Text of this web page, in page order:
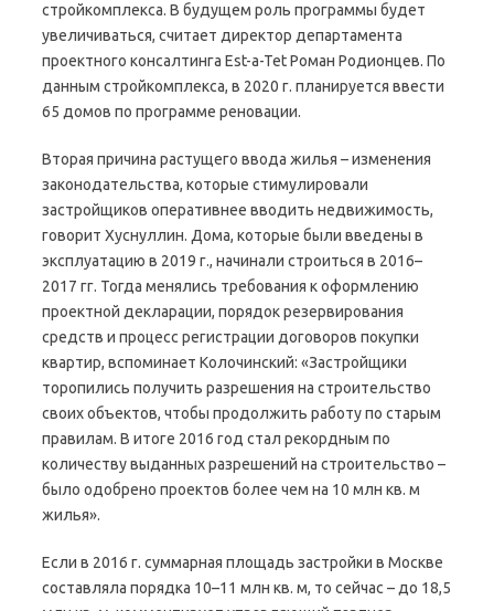
стройкомплекса. В будущем роль программы будет
увеличиваться, считает директор департамента
проектного консалтинга Est-a-Tet Роман Родионцев. По
данным стройкомплекса, в 2020 г. планируется ввести
65 домов по программе реновации.
Вторая причина растущего ввода жилья – изменения
законодательства, которые стимулировали
застройщиков оперативнее вводить недвижимость,
говорит Хуснуллин. Дома, которые были введены в
эксплуатацию в 2019 г., начинали строиться в 2016–
2017 гг. Тогда менялись требования к оформлению
проектной декларации, порядок резервирования
средств и процесс регистрации договоров покупки
квартир, вспоминает Колочинский: «Застройщики
торопились получить разрешения на строительство
своих объектов, чтобы продолжить работу по старым
правилам. В итоге 2016 год стал рекордным по
количеству выданных разрешений на строительство –
было одобрено проектов более чем на 10 млн кв. м
жилья».
Если в 2016 г. суммарная площадь застройки в Москве
составляла порядка 10–11 млн кв. м, то сейчас – до 18,5